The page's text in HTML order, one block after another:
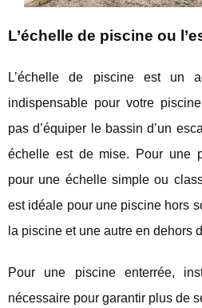
L’échelle de piscine ou
L’échelle de piscine est un
indispensable pour votre
pas d’équiper le bassin d’un
échelle est de mise. Pour une
pour une échelle simple ou
est idéale pour une piscine hors
la piscine et une autre en dehors
Pour une piscine enterrée,
nécessaire pour garantir plus de